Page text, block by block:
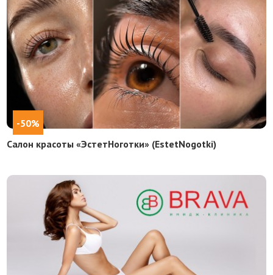
-50%
Салон красоты «ЭстетНоготки» (EstetNogotki)